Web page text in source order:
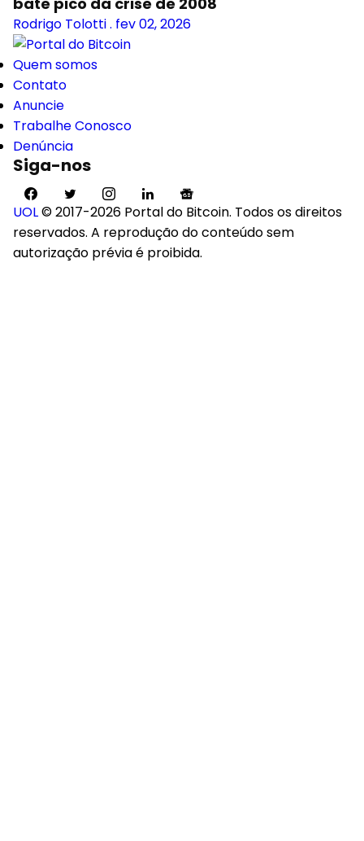
Rodrigo Tolotti. fev 02, 2026
Quem somos
Contato
Anuncie
Trabalhe Conosco
Denúncia
Siga-nos
UOL© 2017-2026 Portal do Bitcoin. Todos os direitos
reservados. A reprodução do conteúdo sem
autorização prévia é proibida.